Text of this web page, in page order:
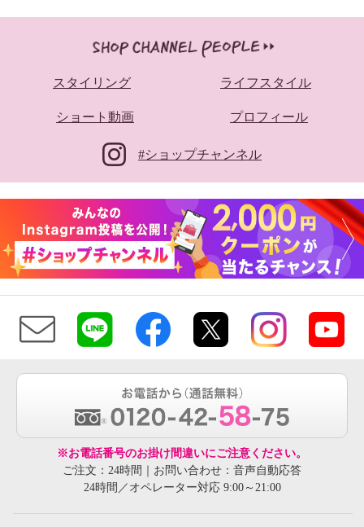
スタイリング ライフスタイル
ショート動画 プロフィール
#ショップチャンネル
※お電話番号のお掛け間違いにご注意ください。
ご注文：24時間｜お問い合わせ：音声自動応答
24時間／オペレーター対応 9:00～21:00